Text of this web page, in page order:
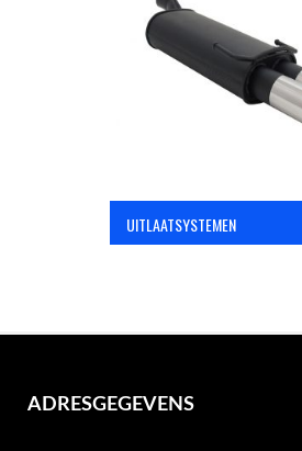
UITLAATSYSTEMEN
ADRESGEGEVENS